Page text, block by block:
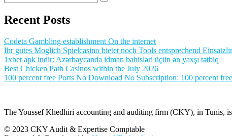
Recent Posts
Codeta Gambling establishment On the internet
Ihr gutes Moglich Spielcasino bietet noch Tools entsprechend
1xbet apk indir: Azərbaycanda idman bahisləri üçün ən yaxşı tətbiq
Best Chicken Path Casinos within the July 2026
100 percent free Ports No Download No Subscription: 100 percent
The Youssef Khedhiri accounting and auditing firm (CKY), in Tunis,
© 2023 CKY Audit & Expertise Comptable